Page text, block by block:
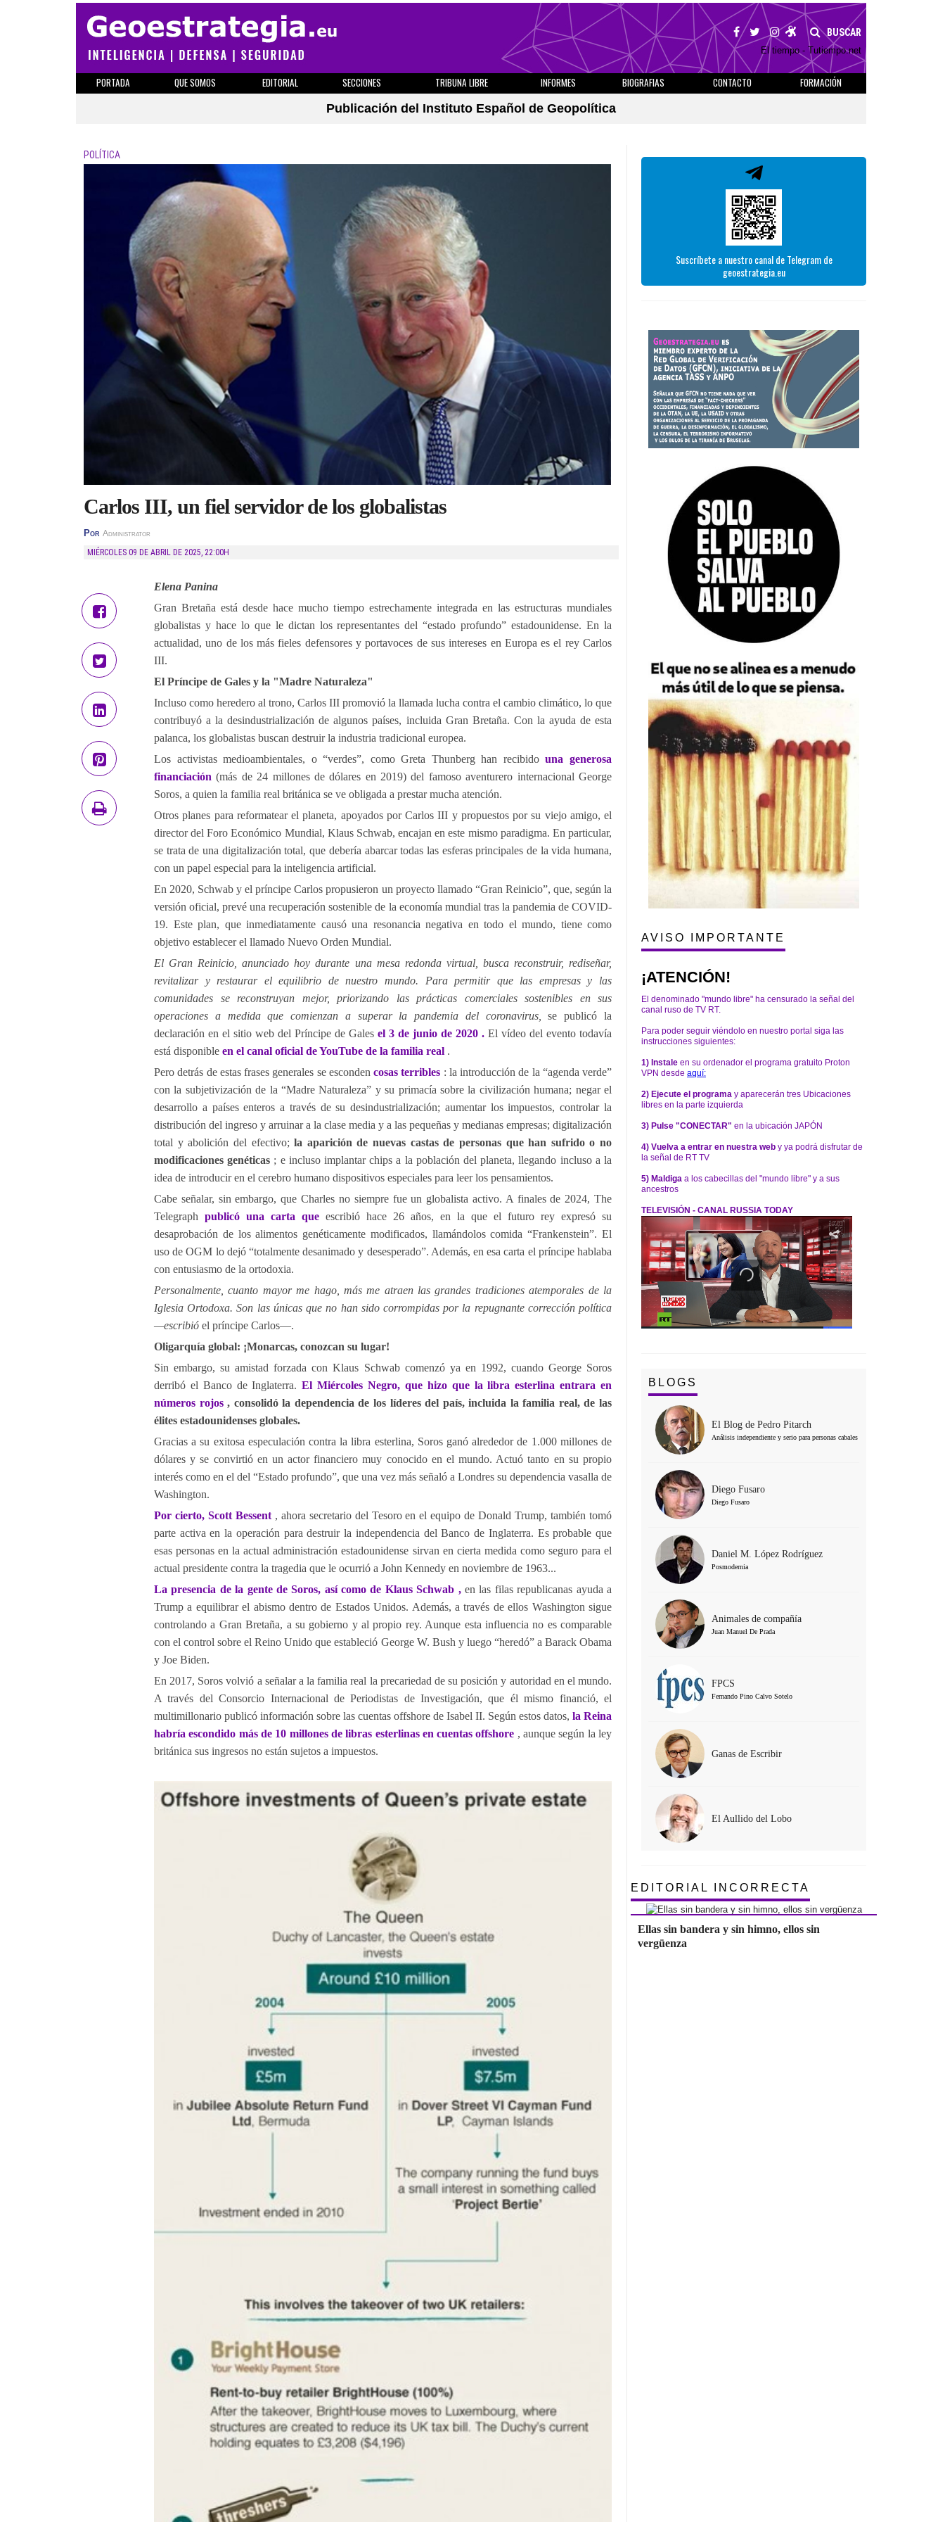
BUSCAR
El tiempo - Tutiempo.net
PORTADA QUE SOMOS EDITORIAL SECCIONES TRIBUNA LIBRE INFORMES BIOGRAFIAS CONTACTO
FORMACIÓN
Publicación del Instituto Español de Geopolítica
POLÍTICA
Carlos III, un fiel servidor de los globalistas
Por Administrator
MIÉRCOLES 09 DE ABRIL DE 2025, 22:00H
Elena Panina
Gran Bretaña está desde hace mucho tiempo estrechamente integrada en las estructuras mundiales
globalistas y hace lo que le dictan los representantes del “estado profundo” estadounidense. En la
actualidad, uno de los más fieles defensores y portavoces de sus intereses en Europa es el rey Carlos
III.
El Príncipe de Gales y la "Madre Naturaleza"
Incluso como heredero al trono, Carlos III promovió la llamada lucha contra el cambio climático, lo que
contribuyó a la desindustrialización de algunos países, incluida Gran Bretaña. Con la ayuda de esta
palanca, los globalistas buscan destruir la industria tradicional europea.
Los activistas medioambientales, o “verdes”, como Greta Thunberg han recibidouna generosa
financiación(más de 24 millones de dólares en 2019) del famoso aventurero internacional George
Soros, a quien la familia real británica se ve obligada a prestar mucha atención.
Otros planes para reformatear el planeta, apoyados por Carlos III y propuestos por su viejo amigo, el
director del Foro Económico Mundial, Klaus Schwab, encajan en este mismo paradigma. En particular,
se trata de una digitalización total, que debería abarcar todas las esferas principales de la vida humana,
con un papel especial para la inteligencia artificial.
En 2020, Schwab y el príncipe Carlos propusieron un proyecto llamado “Gran Reinicio”, que, según la
versión oficial, prevé una recuperación sostenible de la economía mundial tras la pandemia de COVID-
19. Este plan, que inmediatamente causó una resonancia negativa en todo el mundo, tiene como
objetivo establecer el llamado Nuevo Orden Mundial.
El Gran Reinicio, anunciado hoy durante una mesa redonda virtual, busca reconstruir, rediseñar,
revitalizar y restaurar el equilibrio de nuestro mundo. Para permitir que las empresas y las
comunidades se reconstruyan mejor, priorizando las prácticas comerciales sostenibles en sus
operaciones a medida que comienzan a superar la pandemia del coronavirus,
se publicó la
declaración en el sitio web del Príncipe de Gales el 3 de junio de 2020 . El vídeo del evento todavía
está disponible en el canal oficial de YouTube de la familia real .
Pero detrás de estas frases generales se esconden cosas terribles : la introducción de la “agenda verde”
con la subjetivización de la “Madre Naturaleza” y su primacía sobre la civilización humana; negar el
desarrollo a países enteros a través de su desindustrialización; aumentar los impuestos, controlar la
distribución del ingreso y arruinar a la clase media y a las pequeñas y medianas empresas; digitalización
total y abolición del efectivo;la aparición de nuevas castas de personas que han sufrido o no
modificaciones genéticas ; e incluso implantar chips a la población del planeta, llegando incluso a la
idea de introducir en el cerebro humano dispositivos especiales para leer los pensamientos.
Cabe señalar, sin embargo, que Charles no siempre fue un globalista activo. A finales de 2024, The
Telegraph publicó una carta que escribió hace 26 años, en la que el futuro rey expresó su
desaprobación de los alimentos genéticamente modificados, llamándolos comida “Frankenstein”. El
uso de OGM lo dejó “totalmente desanimado y desesperado”. Además, en esa carta el príncipe hablaba
con entusiasmo de la ortodoxia.
Personalmente, cuanto mayor me hago, más me atraen las grandes tradiciones atemporales de la
Iglesia Ortodoxa. Son las únicas que no han sido corrompidas por la repugnante corrección política
—escribió el príncipe Carlos—.
Oligarquía global: ¡Monarcas, conozcan su lugar!
Sin embargo, su amistad forzada con Klaus Schwab comenzó ya en 1992, cuando George Soros
derribó el Banco de Inglaterra.El Miércoles Negro, que hizo que la libra esterlina entrara en
números rojos, consolidó la dependencia de los líderes del país, incluida la familia real, de las
élites estadounidenses globales.
Gracias a su exitosa especulación contra la libra esterlina, Soros ganó alrededor de 1.000 millones de
dólares y se convirtió en un actor financiero muy conocido en el mundo. Actuó tanto en su propio
interés como en el del “Estado profundo”, que una vez más señaló a Londres su dependencia vasalla de
Washington.
Por cierto, Scott Bessent , ahora secretario del Tesoro en el equipo de Donald Trump, también tomó
parte activa en la operación para destruir la independencia del Banco de Inglaterra. Es probable que
esas personas en la actual administración estadounidense sirvan en cierta medida como seguro para el
actual presidente contra la tragedia que le ocurrió a John Kennedy en noviembre de 1963...
La presencia de la gente de Soros, así como de Klaus Schwab ,en las filas republicanas ayuda a
Trump a equilibrar el abismo dentro de Estados Unidos. Además, a través de ellos Washington sigue
controlando a Gran Bretaña, a su gobierno y al propio rey. Aunque esta influencia no es comparable
con el control sobre el Reino Unido que estableció George W. Bush y luego “heredó” a Barack Obama
y Joe Biden.
En 2017, Soros volvió a señalar a la familia real la precariedad de su posición y autoridad en el mundo.
A través del Consorcio Internacional de Periodistas de Investigación, que él mismo financió, el
multimillonario publicó información sobre las cuentas offshore de Isabel II. Según estos datos, la Reina
habría escondido más de 10 millones de libras esterlinas en cuentas offshore , aunque según la ley
británica sus ingresos no están sujetos a impuestos.
Suscríbete a nuestro canal de Telegram de
geoestrategia.eu
AVISO IMPORTANTE
¡ATENCIÓN!
El denominado "mundo libre" ha censurado la señal del
canal ruso de TV RT.
Para poder seguir viéndolo en nuestro portal siga las
instrucciones siguientes:
1) Instale en su ordenador el programa gratuito Proton
VPN desde aquí:
2) Ejecute el programa y aparecerán tres Ubicaciones
libres en la parte izquierda
3) Pulse "CONECTAR" en la ubicación JAPÓN
4) Vuelva a entrar en nuestra web y ya podrá disfrutar de
la señal de RT TV
5) Maldiga a los cabecillas del "mundo libre" y a sus
ancestros
TELEVISIÓN - CANAL RUSSIA TODAY
BLOGS
El Blog de Pedro Pitarch
Análisis independiente y serio para personas cabales
Diego Fusaro
Diego Fusaro
Daniel M. López Rodríguez
Posmodernia
Animales de compañía
Juan Manuel De Prada
FPCS
Fernando Pino Calvo Sotelo
Ganas de Escribir
El Aullido del Lobo
EDITORIAL INCORRECTA
Ellas sin bandera y sin himno, ellos sin
vergüenza